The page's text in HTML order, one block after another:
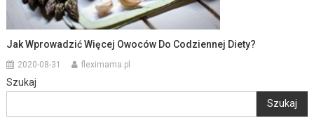
Jak Wprowadzić Więcej Owoców Do Codziennej Diety?
2020-08-31 fleximama.pl
Szukaj
Szukaj